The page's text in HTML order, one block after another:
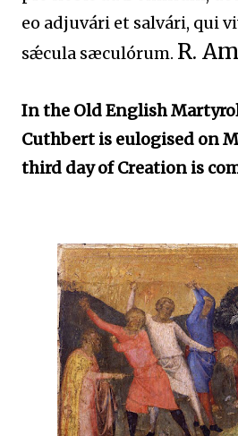
eo adjuvári et salvári, qui
sǽcula sæculórum. R.
In the Old English
Cuthbertis eulogised on
third day of Creation is